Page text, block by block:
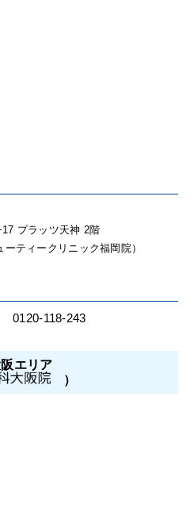
プラッツ天神 2階
ティークリニック福岡院）
0120-118-243
エリア
）